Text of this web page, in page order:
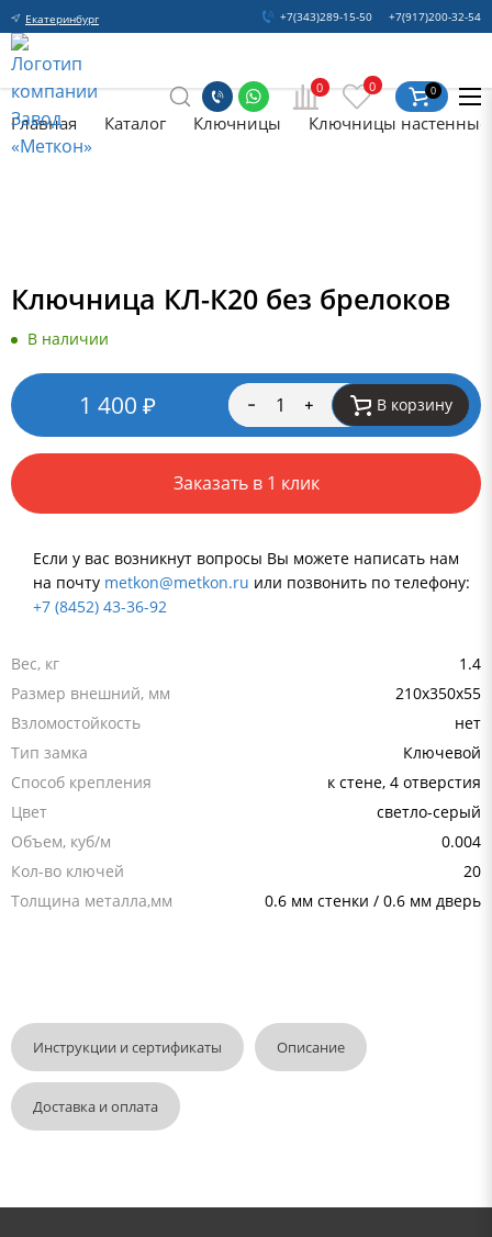
Екатеринбург +7(343)289-15-50 +7(917)200-32-54
0 0 0
Главная Каталог Ключницы Ключницы настенные
Ключница КЛ-К20 без брелоков
В наличии
1 400 ₽ В корзину
Заказать в 1 клик
Если у вас возникнут вопросы Вы можете написать нам
на почту metkon@metkon.ru или позвонить по телефону:
+7 (8452) 43-36-92
Вес, кг
1.4
Размер внешний, мм
210x350x55
Взломостойкость
нет
Тип замка
Ключевой
Способ крепления
к стене, 4 отверстия
Цвет
светло-серый
Объем, куб/м
0.004
Кол-во ключей
20
Толщина металла,мм
0.6 мм стенки / 0.6 мм дверь
Инструкции и сертификаты Описание
Доставка и оплата